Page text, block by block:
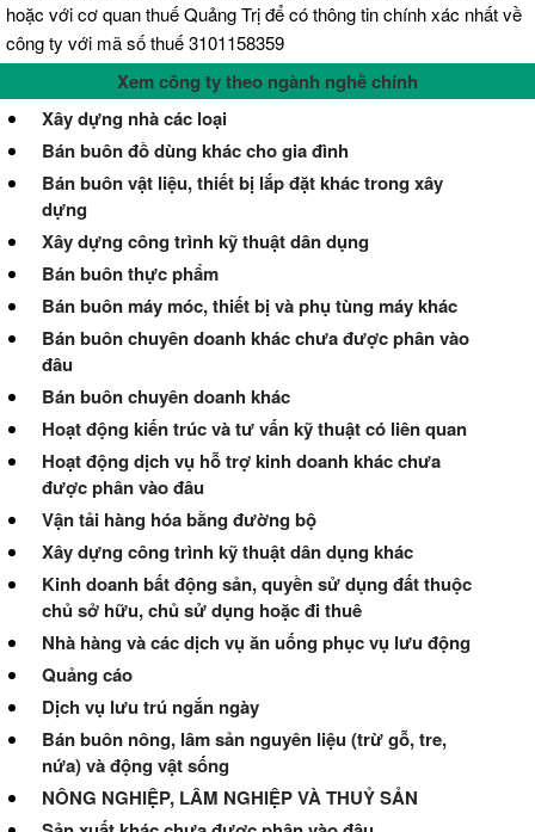
hoặc với cơ quan thuế Quảng Trị để có thông tin chính xác nhất về
công ty với mã số thuế 3101158359
Xem công ty theo ngành nghề chính
Xây dựng nhà các loại
Bán buôn đồ dùng khác cho gia đình
Bán buôn vật liệu, thiết bị lắp đặt khác trong xây
dựng
Xây dựng công trình kỹ thuật dân dụng
Bán buôn thực phẩm
Bán buôn máy móc, thiết bị và phụ tùng máy khác
Bán buôn chuyên doanh khác chưa được phân vào
đâu
Bán buôn chuyên doanh khác
Hoạt động kiến trúc và tư vấn kỹ thuật có liên quan
Hoạt động dịch vụ hỗ trợ kinh doanh khác chưa
được phân vào đâu
Vận tải hàng hóa bằng đường bộ
Xây dựng công trình kỹ thuật dân dụng khác
Kinh doanh bất động sản, quyền sử dụng đất thuộc
chủ sở hữu, chủ sử dụng hoặc đi thuê
Nhà hàng và các dịch vụ ăn uống phục vụ lưu động
Quảng cáo
Dịch vụ lưu trú ngắn ngày
Bán buôn nông, lâm sản nguyên liệu (trừ gỗ, tre,
nứa) và động vật sống
NÔNG NGHIỆP, LÂM NGHIỆP VÀ THUỶ SẢN